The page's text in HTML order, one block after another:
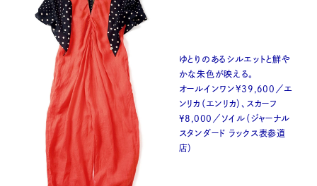
ゆとりのあるシルエットと鮮や
かな朱色が映える。
オールインワン¥39,600／エ
ンリカ（エンリカ）、スカーフ
¥8,000／ソイル（ジャーナル
スタンダード ラックス表参道
店）